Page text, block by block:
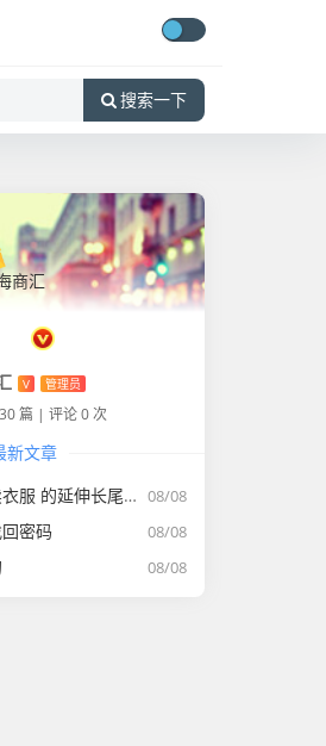
搜索一下
V 管理员
篇 | 评论 0 次
新文章
08/08
伸长尾关键词是那些
08/08
密码
08/08